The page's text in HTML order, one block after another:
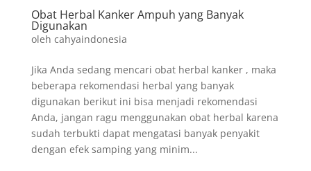
Obat Herbal Kanker Ampuh yang Banyak
Digunakan
oleh cahyaindonesia
Jika Anda sedang mencari obat herbal kanker , maka
beberapa rekomendasi herbal yang banyak
digunakan berikut ini bisa menjadi rekomendasi
Anda, jangan ragu menggunakan obat herbal karena
sudah terbukti dapat mengatasi banyak penyakit
dengan efek samping yang minim...